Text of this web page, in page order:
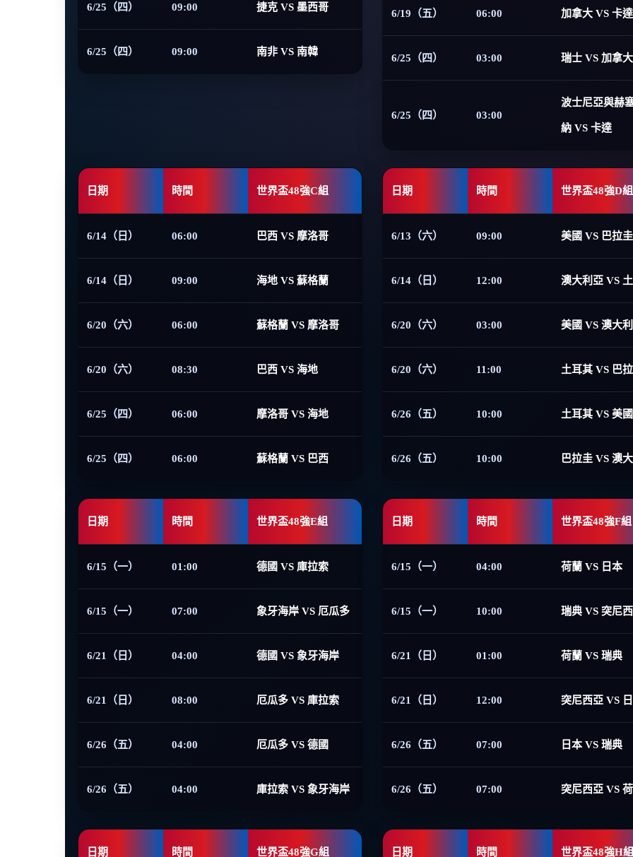
6/25（四） 09:00 捷克 VS 墨西哥
6/25（四） 09:00 南非 VS 南韓
6/19（五） 06:00 加拿大 VS 卡達
6/25（四） 03:00 瑞士 VS 加拿大
6/25（四） 03:00
波士尼亞與赫
納 VS 卡達
日期 時間 世界盃48強C組
6/14（日） 06:00 巴西 VS 摩洛哥
6/14（日） 09:00 海地 VS 蘇格蘭
6/20（六） 06:00 蘇格蘭 VS 摩洛哥
6/20（六） 08:30 巴西 VS 海地
6/25（四） 06:00 摩洛哥 VS 海地
6/25（四） 06:00 蘇格蘭 VS 巴西
日期 時間 世界盃48強D組
6/13（六） 09:00 美國 VS 巴拉圭
6/14（日） 12:00 澳大利亞 VS
6/20（六） 03:00 美國 VS 澳大
6/20（六） 11:00 土耳其 VS 巴
6/26（五） 10:00 土耳其 VS 美國
6/26（五） 10:00 巴拉圭 VS 澳
日期 時間 世界盃48強E組
6/15（一） 01:00 德國 VS 庫拉索
6/15（一） 07:00 象牙海岸 VS 厄瓜多
6/21（日） 04:00 德國 VS 象牙海岸
6/21（日） 08:00 厄瓜多 VS 庫拉索
6/26（五） 04:00 厄瓜多 VS 德國
6/26（五） 04:00 庫拉索 VS 象牙海岸
日期 時間 世界盃48強F組
6/15（一） 04:00 荷蘭 VS 日本
6/15（一） 10:00 瑞典 VS 突尼
6/21（日） 01:00 荷蘭 VS 瑞典
6/21（日） 12:00 突尼西亞 VS
6/26（五） 07:00 日本 VS 瑞典
6/26（五） 07:00 突尼西亞 VS
日期 時間 世界盃48強G組 日期 時間 世界盃48強H組